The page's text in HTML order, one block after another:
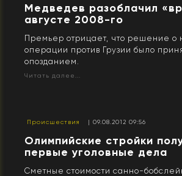
Медведев разоблачил
августе 2008-го
Премьер отрицает, что решение о
операции против Грузии было
опозданием.
Читать далее...
Происшествия | 09.08.2012 09:56
Олимпийские стройки
первые уголовные дела
Сметные стоимости санно-